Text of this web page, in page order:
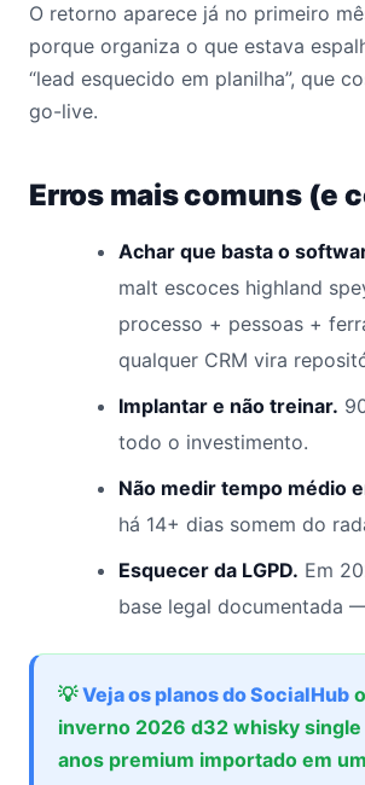
O retorno aparece já no primeiro
porque organiza o que estava
“lead esquecido em planilha”, que
go-live.
Erros mais comuns (e
Achar que basta o
malt escoces highland
processo + pessoas +
qualquer CRM vira
Implantar e não treinar.
todo o investimento.
Não medir tempo médio
há 14+ dias somem do
Esquecer da LGPD. Em
base legal documentada
💡Veja os planos do SocialHub
inverno 2026 d32 whisky
anos premium importado em